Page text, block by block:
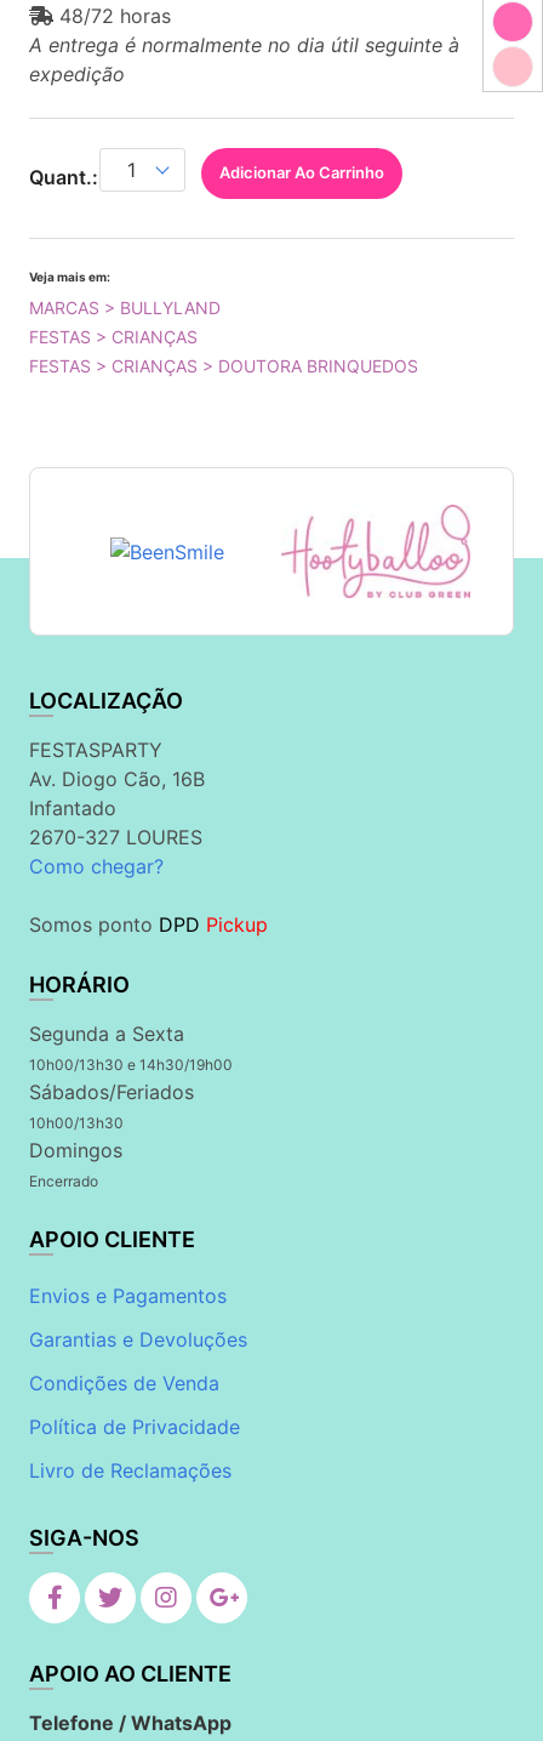
48/72 horas
A entrega é normalmente no dia útil seguinte à
expedição
Quant.: Adicionar Ao Carrinho
Veja mais em:
MARCAS > BULLYLAND
FESTAS > CRIANÇAS
FESTAS > CRIANÇAS > DOUTORA BRINQUEDOS
LOCALIZAÇÃO
FESTASPARTY
Av. Diogo Cão, 16B
Infantado
2670-327 LOURES
Como chegar?
Somos ponto DPD Pickup
HORÁRIO
Segunda a Sexta
10h00/13h30 e 14h30/19h00
Sábados/Feriados
10h00/13h30
Domingos
Encerrado
APOIO CLIENTE
Envios e Pagamentos
Garantias e Devoluções
Condições de Venda
Política de Privacidade
Livro de Reclamações
SIGA-NOS
APOIO AO CLIENTE
Telefone / WhatsApp